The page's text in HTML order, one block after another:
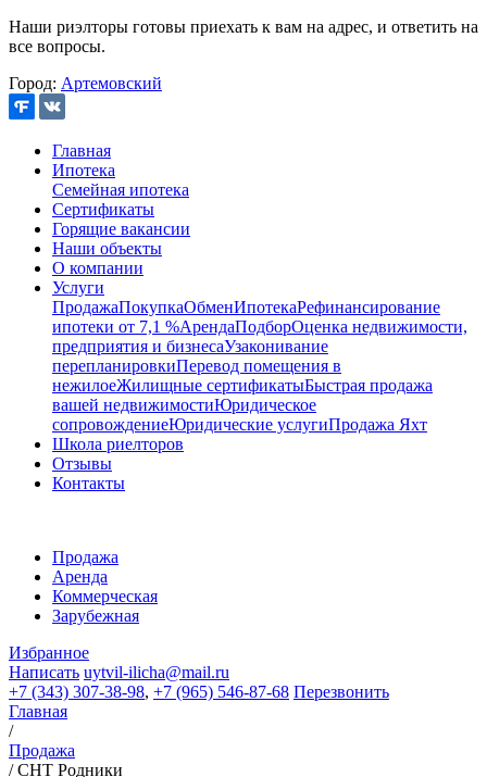
Наши риэлторы готовы приехать к вам на адрес, и ответить на
все вопросы.
Город: Артемовский
Главная
Ипотека
Семейная ипотека
Сертификаты
Горящие вакансии
Наши объекты
О компании
Услуги
ПродажаПокупкаОбменИпотекаРефинансирование
ипотеки от 7,1 %АрендаПодборОценка недвижимости,
предприятия и бизнесаУзаконивание
перепланировкиПеревод помещения в
нежилоеЖилищные сертификатыБыстрая продажа
вашей недвижимостиЮридическое
сопровождениеЮридические услугиПродажа Яхт
Школа риелторов
Отзывы
Контакты
Продажа
Аренда
Коммерческая
Зарубежная
Избранное
Написать uytvil-ilicha@mail.ru
+7 (343) 307-38-98, +7 (965) 546-87-68 Перезвонить
Главная
/
Продажа
/СНТ Родники